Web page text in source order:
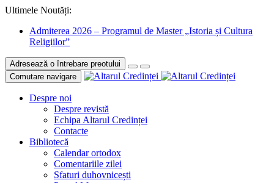
Ultimele Noutăți:
Admiterea 2026 – Programul de Master „Istoria și Cultura
Religiilor”
Adresează o întrebare preotului
Comutare navigare
Despre noi
Despre revistă
Echipa Altarul Credinței
Contacte
Bibliotecă
Calendar ortodox
Comentariile zilei
Sfaturi duhovnicești